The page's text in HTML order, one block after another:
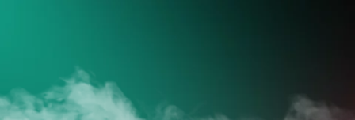
DEINE VAPES
JETZT ZUM ONLINESHOP